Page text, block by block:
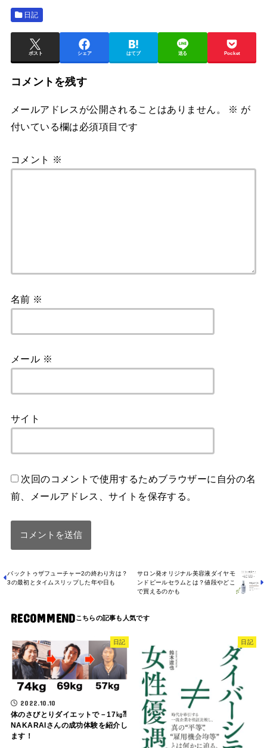
日記
ポスト シェア はてブ 送る Pocket
コメントを残す
メールアドレスが公開されることはありません。 ※ が
付いている欄は必須項目です
コメント ※
名前 ※
メール ※
サイト
次回のコメントで使用するためブラウザーに自分の名
前、メールアドレス、サイトを保存する。
バックトゥザフューチャー2の終わり方は？
3の最初とタイムスリップした年や日も
サロン発オリジナル美容液ダイヤモ
ンドピールセラムとは？値段やどこ
で買えるのかも
RECOMMEND
日記
2022.10.10
体のさびとりダイエットで－17㎏⁈
NAKARAIさんの成功体験を紹介し
ます！
日記